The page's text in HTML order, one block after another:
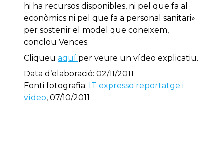
hi ha recursos disponibles, ni pel que fa al
econòmics ni pel que fa a personal sanitari»
per sostenir el model que coneixem,
conclou Vences.
Cliqueu aquí per veure un vídeo explicatiu.
Data d’elaboració: 02/11/2011
Fonti fotografia: IT expresso reportatge i
vídeo, 07/10/2011